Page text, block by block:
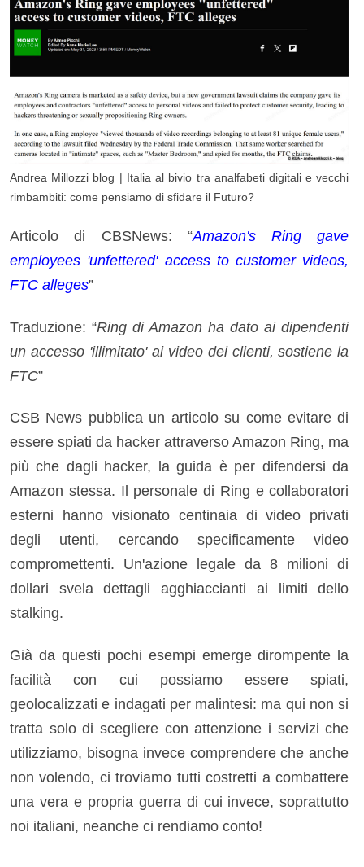
Andrea Millozzi blog | Italia al bivio tra analfabeti digitali e vecchi
rimbambiti: come pensiamo di sfidare il Futuro?
Articolo di CBSNews: “Amazon's Ring gave
employees 'unfettered' access to customer videos,
FTC alleges”
Traduzione: “Ring di Amazon ha dato ai dipendenti
un accesso 'illimitato' ai video dei clienti, sostiene la
FTC”
CSB News pubblica un articolo su come evitare di
essere spiati da hacker attraverso Amazon Ring, ma
più che dagli hacker, la guida è per difendersi da
Amazon stessa. Il personale di Ring e collaboratori
esterni hanno visionato centinaia di video privati
degli utenti, cercando specificamente video
compromettenti. Un'azione legale da 8 milioni di
dollari svela dettagli agghiaccianti ai limiti dello
stalking.
Già da questi pochi esempi emerge dirompente la
facilità con cui possiamo essere spiati,
geolocalizzati e indagati per malintesi: ma qui non si
tratta solo di scegliere con attenzione i servizi che
utilizziamo, bisogna invece comprendere che anche
non volendo, ci troviamo tutti costretti a combattere
una vera e propria guerra di cui invece, soprattutto
noi italiani, neanche ci rendiamo conto!